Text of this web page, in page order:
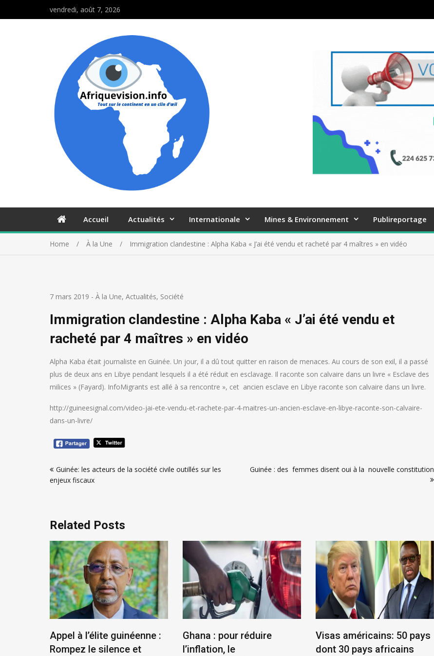
vendredi, août 7, 2026
Accueil Actualités Internationale Mines & Environnement Publireportage
Home À la Une Immigration clandestine : Alpha Kaba « J’ai été vendu et racheté par 4 maîtres » en vidéo
7 mars 2019 - À la Une, Actualités, Société
Immigration clandestine : Alpha Kaba « J’ai été vendu et
racheté par 4 maîtres » en vidéo
Alpha Kaba était journaliste en Guinée. Un jour, il a dû tout quitter en raison de menaces. Au cours de son exil, il a passé
plus de deux ans en Libye pendant lesquels il a été réduit en esclavage. Il raconte son calvaire dans un livre « Esclave des
milices » (Fayard). InfoMigrants est allé à sa rencontre », cet ancien esclave en Libye raconte son calvaire dans un livre.
http://guineesignal.com/video-jai-ete-vendu-et-rachete-par-4-maitres-un-ancien-esclave-en-libye-raconte-son-calvaire-
dans-un-livre/
deGuinée: les acteurs de la société civile outillés sur les
enjeux fiscaux
Guinée : des femmes disent oui à la nouvelle constitution
Related Posts
Appel à l’élite guinéenne :
Rompez le silence et
Ghana : pour réduire
l’inflation, le
Visas américains: 50 pays
dont 30 pays africains